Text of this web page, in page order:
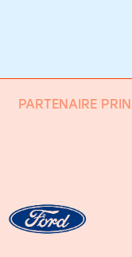
PARTENAIRE